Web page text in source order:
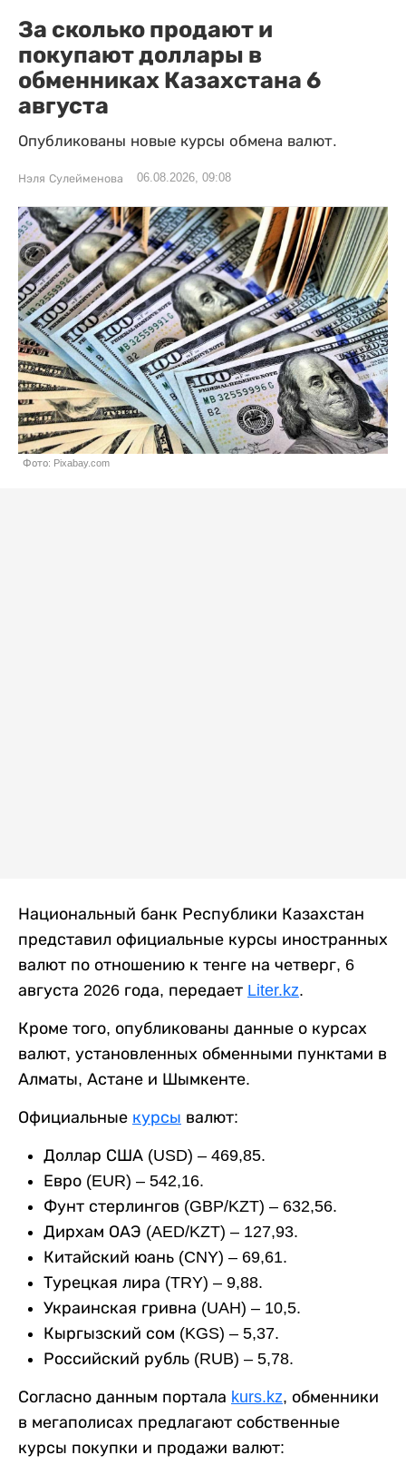
За сколько продают и
покупают доллары в
обменниках Казахстана 6
августа
Опубликованы новые курсы обмена валют.
Нэля Сулейменова 06.08.2026, 09:08
Фото: Pixabay.com
Национальный банк Республики Казахстан
представил официальные курсы иностранных
валют по отношению к тенге на четверг, 6
августа 2026 года, передает Liter.kz.
Кроме того, опубликованы данные о курсах
валют, установленных обменными пунктами в
Алматы, Астане и Шымкенте.
Официальные курсы валют:
Доллар США (USD) – 469,85.
Евро (EUR) – 542,16.
Фунт стерлингов (GBP/KZT) – 632,56.
Дирхам ОАЭ (AED/KZT) – 127,93.
Китайский юань (CNY) – 69,61.
Турецкая лира (TRY) – 9,88.
Украинская гривна (UAH) – 10,5.
Кыргызский сом (KGS) – 5,37.
Российский рубль (RUB) – 5,78.
Согласно данным портала kurs.kz, обменники
в мегаполисах предлагают собственные
курсы покупки и продажи валют: